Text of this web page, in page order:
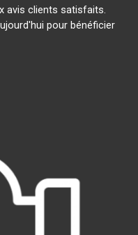
avis clients satisfaits.
pour bénéficier